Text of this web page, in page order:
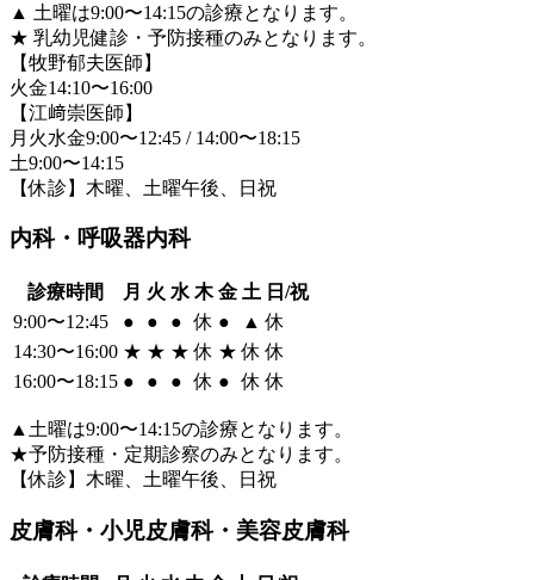
▲ 土曜は9:00〜14:15の診療となります。
★ 乳幼児健診・予防接種のみとなります。
【牧野郁夫医師】
火金14:10〜16:00
【江﨑崇医師】
月火水金9:00〜12:45 / 14:00〜18:15
土9:00〜14:15
【休診】木曜、土曜午後、日祝
内科・呼吸器内科
診療時間 月 火 水 木 金 土 日/祝
9:00〜12:45
● ● ● 休 ● ▲ 休
14:30〜16:00 ★ ★ ★ 休 ★ 休 休
16:00〜18:15 ● ● ● 休 ● 休 休
▲ 土曜は9:00〜14:15の診療となります。
★予防接種・定期診察のみとなります。
【休診】木曜、土曜午後、日祝
皮膚科・小児皮膚科・美容皮膚科